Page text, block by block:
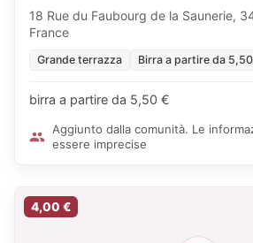
18 Rue du Faubourg de la Saunerie,
France
Grande terrazza Birra a partire da
birra a partire da 5,50 €
Aggiunto dalla comunità. Le
essere imprecise
4,00 €